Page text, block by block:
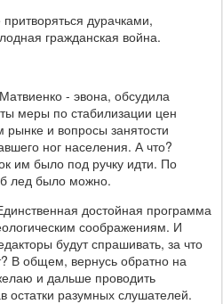
дурачками,
гражданская война.
- эвона, обсудила
меры по стабилизации цен
рынке и вопросы занятости
ног населения. А что?
им было под ручку идти. По
лед было можно.
достойная программа
соображениям. И
будут спрашивать, за что
В общем, вернусь обратно на
и дальше проводить
остатки разумных слушателей.